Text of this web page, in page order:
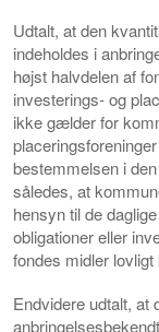
Udtalt, at den
indeholdes i
højst halvdelen af
investerings- og
ikke gælder for
bestemmelsen i
således, at
hensyn til de
obligationer eller
fondes midler
Endvidere udtalt,